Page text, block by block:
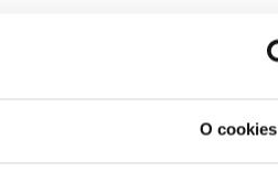
O cookies